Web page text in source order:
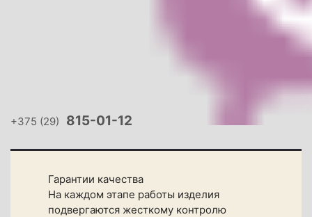
+375 (29) 815-01-12
Гарантии качества
На каждом этапе работы изделия
подвергаются жесткому контролю